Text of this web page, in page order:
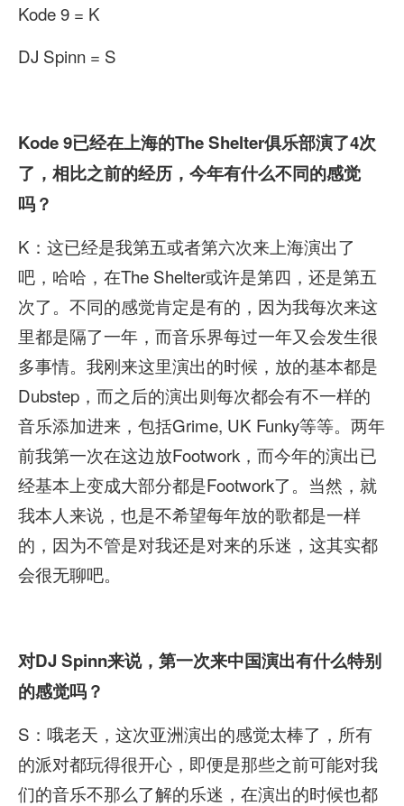
Kode 9 = K
DJ Spinn = S
Kode 9已经在上海的The Shelter俱乐部演了4次
了，相比之前的经历，今年有什么不同的感觉
吗？
K：这已经是我第五或者第六次来上海演出了
吧，哈哈，在The Shelter或许是第四，还是第五
次了。不同的感觉肯定是有的，因为我每次来这
里都是隔了一年，而音乐界每过一年又会发生很
多事情。我刚来这里演出的时候，放的基本都是
Dubstep，而之后的演出则每次都会有不一样的
音乐添加进来，包括Grime, UK Funky等等。两年
前我第一次在这边放Footwork，而今年的演出已
经基本上变成大部分都是Footwork了。当然，就
我本人来说，也是不希望每年放的歌都是一样
的，因为不管是对我还是对来的乐迷，这其实都
会很无聊吧。
对DJ Spinn来说，第一次来中国演出有什么特别
的感觉吗？
S：哦老天，这次亚洲演出的感觉太棒了，所有
的派对都玩得很开心，即便是那些之前可能对我
们的音乐不那么了解的乐迷，在演出的时候也都